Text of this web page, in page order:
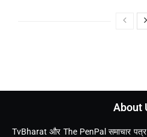
About
TvBharat और The PenPal समाचार पत्र के